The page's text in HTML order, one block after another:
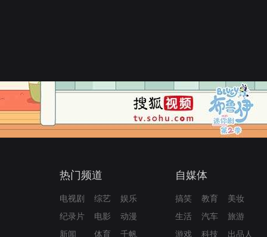
热门频道
电视剧 综艺
娱乐
纪录片
电影
动漫
新闻
体育 千帆
自媒体
搞笑 教育
美妆
生活
汽车
旅游
游戏
科技 出品人